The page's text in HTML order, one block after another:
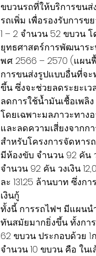
ขบวนรถที่ให้บริการขนส่
รถเพิ่ม เพื่อรองรับการข
1 – 2 จำนวน 52 ขบวน
ยุทธศาสตร์การพัฒนาร
พ.ศ. 2566 – 2570 (แผ
การขนส่งรูปแบบอื่นที่จะ
ขึ้น ซึ่งจะช่วยลดระยะเว
ลดการใช้น้ำมันเชื้อเพ
โดยเฉพาะมลภาวะทาง
และลดความเสี่ยงจากก
สำหรับโครงการจัดหาร
มีห้องขับ จำนวน 92 คัน
จำนวน 92 คัน วงเงิน
ละ 131.25 ล้านบาท ซึ่ง
เงินกู้
ทั้งนี้ การรถไฟฯ มีแผน
ทันสมัยมากยิ่งขึ้น ทั้งกา
62 ขบวน ประกอบด้วย
จำนวน 10 ขบวน คือ ใน